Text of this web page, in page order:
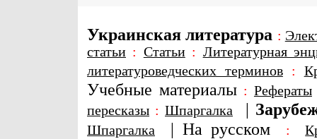
Украинская литература :
статьи : Статьи: Литературная
литературоведческих терминов:
Учебные материалы : Рефераты
пересказы : Шпаргалка |
Шпаргалка | На русском :